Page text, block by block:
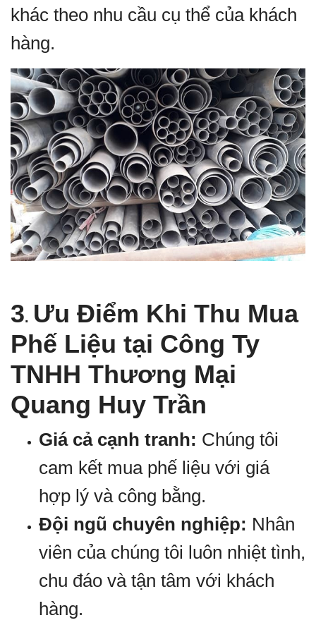
khác theo nhu cầu cụ thể của khách
hàng.
3. Ưu Điểm Khi Thu Mua
Phế Liệu tại Công Ty
TNHH Thương Mại
Quang Huy Trần
Giá cả cạnh tranh: Chúng tôi
cam kết mua phế liệu với giá
hợp lý và công bằng.
Đội ngũ chuyên nghiệp: Nhân
viên của chúng tôi luôn nhiệt tình,
chu đáo và tận tâm với khách
hàng.